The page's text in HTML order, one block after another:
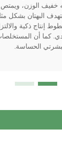
خفيف الوزن،
البهتان بشكل
إنتاج ذكية
كما أن
الحساسة.